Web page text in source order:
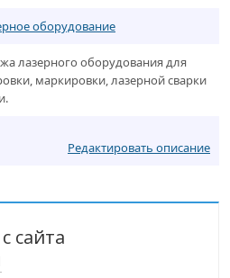
оборудование
лазерного оборудования для
маркировки, лазерной сварки
Редактировать описание
сайта